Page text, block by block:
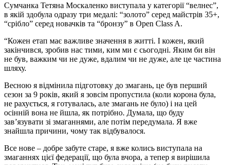
Сумчанка Тетяна Москаленко виступала у категорії “велнес”,
в якій здобула одразу три медалі: “золото” серед майстрів 35+,
“срібло” серед новачків та “бронзу” в Open Class A.
“Кожен етап має важливе значення в житті. І кожен, який
закінчився, зробив нас тими, ким ми є сьогодні. Яким би він
не був, важким чи не дуже, вдалим чи не дуже, але це частина
шляху.
Весною я відмінила підготовку до змагань, це був перший
сезон за 9 років, який я зовсім пропустила (коли корона була,
не рахується, я готувалась, але змагань не було) і на цей
осінній вона не йшла, як потрібно. Думала, що буду
зав’язувати зі змаганнями, але потім передумала. Я вже
знайшла причини, чому так відбувалося.
Все нове – добре забуте старе, я вже колись виступала на
змаганнях цієї федерації, що була вчора, а тепер я вирішила